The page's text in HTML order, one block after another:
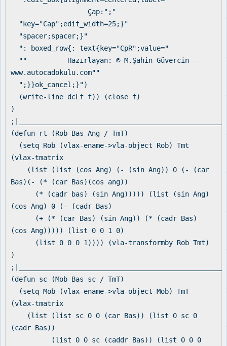
Çap:";"
"key="Cap";edit_width=25;}"
"spacer;spacer;}"
": boxed_row{: text{key="CpR";value="
"" Hazırlayan: © M.Şahin Güvercin -
www.autocadokulu.com""
";}}ok_cancel;}")
(write-line dcLf f)) (close f)
)
(defun rt (Rob Bas Ang / TmT)
(setq Rob (vlax-ename->vla-object Rob) Tmt
(vlax-tmatrix
(list (list (cos Ang) (- (sin Ang)) 0 (- (car
Bas)(- (* (car Bas)(cos ang))
(* (cadr bas) (sin Ang))))) (list (sin Ang)
(cos Ang) 0 (- (cadr Bas)
(+ (* (car Bas) (sin Ang)) (* (cadr Bas)
(cos Ang))))) (list 0 0 1 0)
(list 0 0 0 1)))) (vla-transformby Rob Tmt)
)
(defun sc (Mob Bas sc / TmT)
(setq Mob (vlax-ename->vla-object Mob) TmT
(vlax-tmatrix
(list (list sc 0 0 (car Bas)) (list 0 sc 0
(cadr Bas))
(list 0 0 sc (caddr Bas)) (list 0 0 0